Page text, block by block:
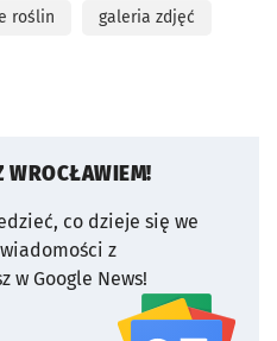
roślin galeria zdjęć
WROCŁAWIEM!
co dzieje się we
z
w Google News!